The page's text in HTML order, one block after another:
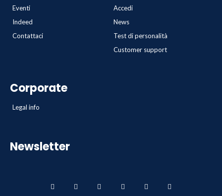
Eventi
Indeed
Contattaci
Accedi
News
Test di personalità
Customer support
Corporate
Legal info
Newsletter